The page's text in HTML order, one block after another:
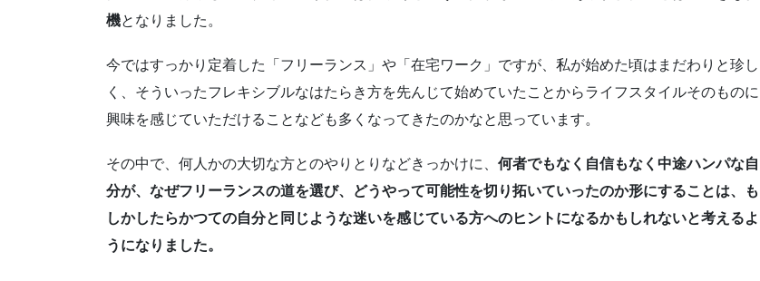
機となりました。
今ではすっかり定着した「フリーランス」や「在宅ワーク」ですが、私が始めた頃はまだわりと珍し
く、そういったフレキシブルなはたらき方を先んじて始めていたことからライフスタイルそのものに
興味を感じていただけることなども多くなってきたのかなと思っています。
その中で、何人かの大切な方とのやりとりなどきっかけに、 何者でもなく自信もなく中途ハンパな自
分が、なぜフリーランスの道を選び、どうやって可能性を切り拓いていったのか形にすることは、も
しかしたらかつての自分と同じような迷いを感じている方へのヒントになるかもしれないと考えるよ
うになりました。